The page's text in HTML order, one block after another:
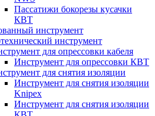
Пассатижи бокорезы кусачки
КВТ
инструмент
инструмент
для опрессовки кабеля
Инструмент для опрессовки КВТ
для снятия изоляции
Инструмент для снятия изоляции
Knipex
Инструмент для снятия изоляции